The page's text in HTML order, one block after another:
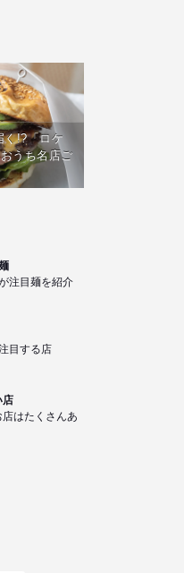
く!?「ロケ
うち名店ご
注目麺を紹介
目する店
店
はたくさんあ